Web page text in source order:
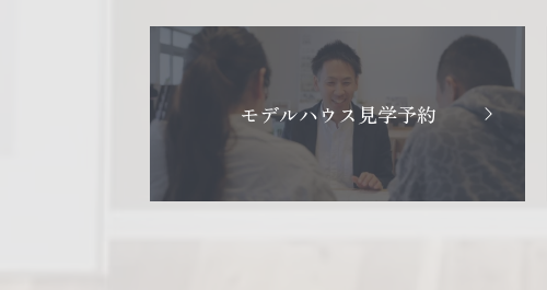
モデルハウス見学予約